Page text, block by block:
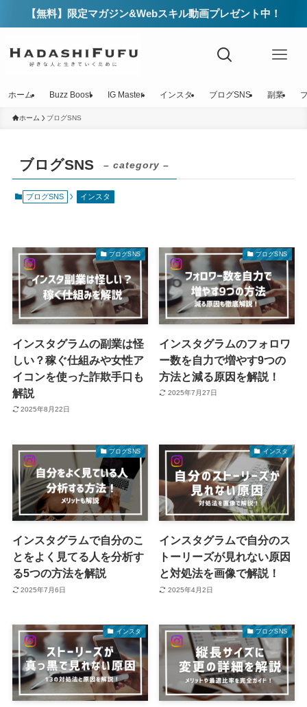
【無料】限定マガジン&Webスキル動画プレゼント中！
ホーム Buzz Boost IG Master インスタ ブログSNS 副業
ホーム ブログSNS
ブログSNS – category –
ブログSNS インスタ
ブログSNS
インスタグラムの副業は怪
しい？稼ぐ仕組みや女性ア
イコンを使った詐欺手口も
解説
2025年8月22日
ブログSNS
インスタグラムのフォロワ
ー数を自力で増やす9つの
方法と減る原因を解説！
2025年7月27日
ブログSNS
インスタグラムで自分のこ
とをよく見てる人を分析す
る5つの方法を解説
2025年7月6日
インスタ
インスタグラムで自分のス
トーリーズが見れない原因
と対処法を画像で解説！
2025年4月2日
インスタ ブログSNS